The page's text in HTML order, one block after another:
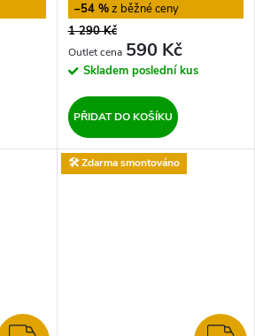
–54 %
1 290 Kč
590 Kč
Skladem poslední kus
PŘIDAT DO KOŠÍKU
🛠️ Zdarma smontováno